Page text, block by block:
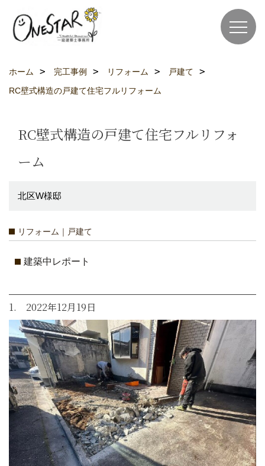
ホーム 完工事例 リフォーム
戸建て
RC壁式構造の戸建て住宅フルリフォーム
RC壁式構造の戸建て住宅フルリフォ
ーム
北区W様邸
リフォーム｜戸建て
建築中レポート
1. 2022年12月19日